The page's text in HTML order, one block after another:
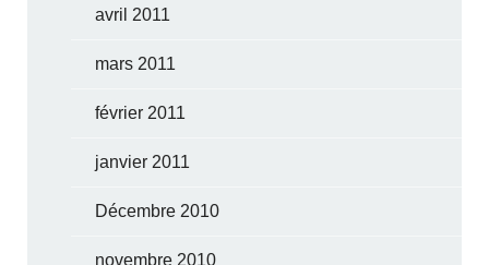
avril 2011
mars 2011
février 2011
janvier 2011
Décembre 2010
novembre 2010